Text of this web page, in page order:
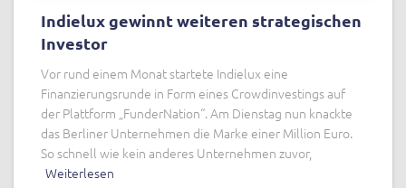
Indielux gewinnt weiteren strategischen
Investor
Vor rund einem Monat startete Indielux eine
Finanzierungsrunde in Form eines Crowdinvestings auf
der Plattform „FunderNation“. Am Dienstag nun knackte
das Berliner Unternehmen die Marke einer Million Euro.
So schnell wie kein anderes Unternehmen zuvor,
Weiterlesen